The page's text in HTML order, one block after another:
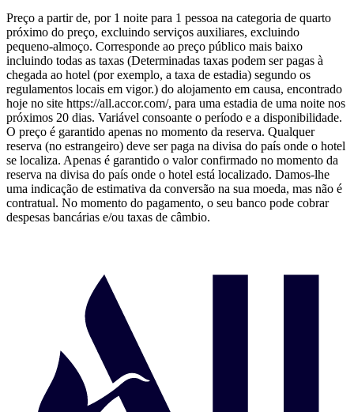
Preço a partir de, por 1 noite para 1 pessoa na categoria de quarto
próximo do preço, excluindo serviços auxiliares, excluindo
pequeno-almoço. Corresponde ao preço público mais baixo
incluindo todas as taxas (Determinadas taxas podem ser pagas à
chegada ao hotel (por exemplo, a taxa de estadia) segundo os
regulamentos locais em vigor.) do alojamento em causa, encontrado
hoje no site https://all.accor.com/, para uma estadia de uma noite nos
próximos 20 dias. Variável consoante o período e a disponibilidade.
O preço é garantido apenas no momento da reserva. Qualquer
reserva (no estrangeiro) deve ser paga na divisa do país onde o hotel
se localiza. Apenas é garantido o valor confirmado no momento da
reserva na divisa do país onde o hotel está localizado. Damos-lhe
uma indicação de estimativa da conversão na sua moeda, mas não é
contratual. No momento do pagamento, o seu banco pode cobrar
despesas bancárias e/ou taxas de câmbio.